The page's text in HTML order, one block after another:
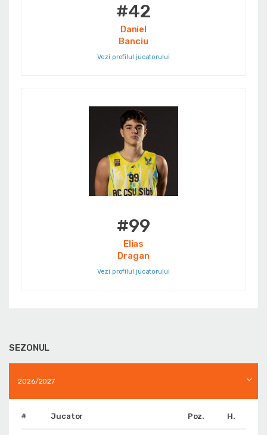
#42
Daniel
Banciu
Vezi profilul jucatorului
#99
Elias
Dragan
Vezi profilul jucatorului
SEZONUL
2026/2027
# Jucator Poz. H.